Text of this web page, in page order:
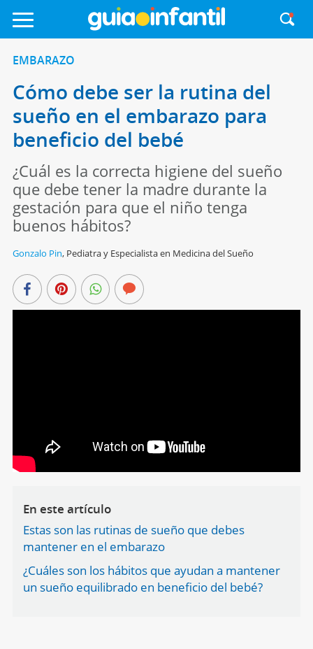
EMBARAZO
Cómo debe ser la rutina del
sueño en el embarazo para
beneficio del bebé
¿Cuál es la correcta higiene del sueño
que debe tener la madre durante la
gestación para que el niño tenga
buenos hábitos?
Gonzalo Pin, Pediatra y Especialista en Medicina del Sueño
En este artículo
Estas son las rutinas de sueño que debes
mantener en el embarazo
¿Cuáles son los hábitos que ayudan a mantener
un sueño equilibrado en beneficio del bebé?